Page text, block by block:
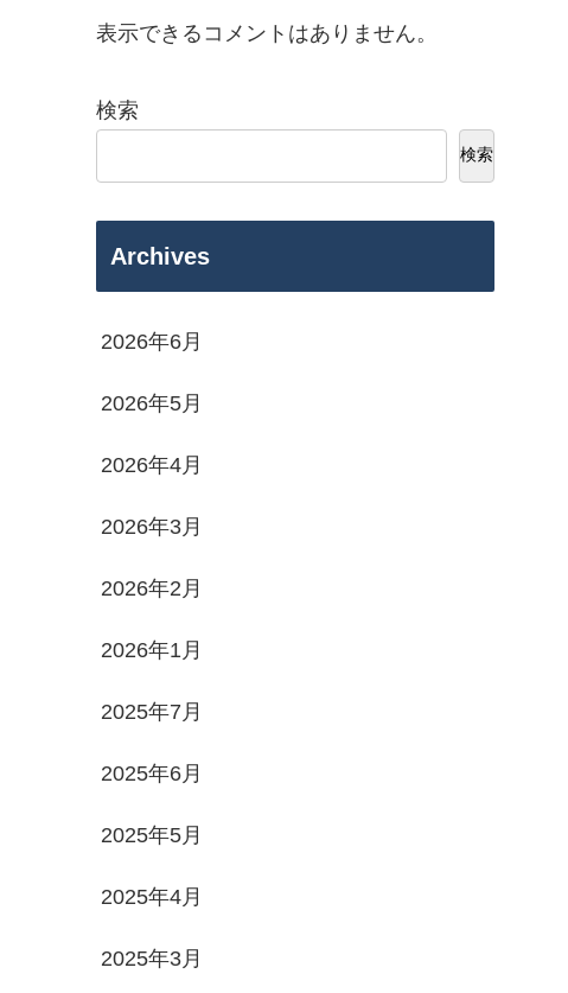
表示できるコメントはありません。
検索
検索
Archives
2026年6月
2026年5月
2026年4月
2026年3月
2026年2月
2026年1月
2025年7月
2025年6月
2025年5月
2025年4月
2025年3月